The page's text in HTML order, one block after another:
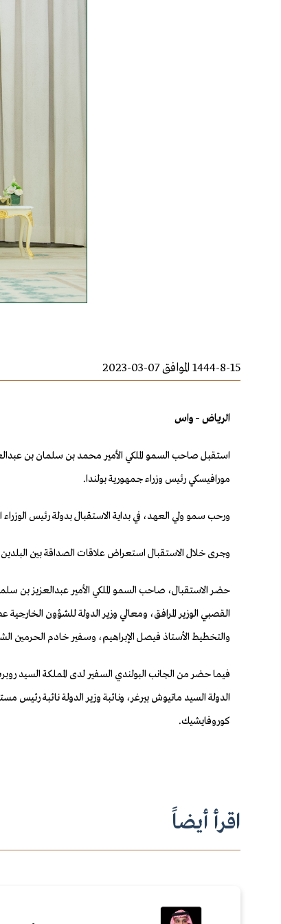
1444-8-15 الموافق 07-03-2023
الرياض – واس
مورافيسكي رئيس وزراء جمهورية بولندا.
ورحب سمو ولي العهد، في بداية الاستقبال بدولة رئيس الوزراء
وجرى خلال الاستقبال استعراض علاقات الصداقة بين
حضر الاستقبال، صاحب السمو الملكي الأمير عبدالعزيز بن
القصبي الوزير المرافق، ومعالي وزير الدولة للشؤون
والتخطيط الأستاذ فيصل الإبراهيم، وسفير خادم الحرمين
فيما حضر من الجانب البولندي السفير لدى المملكة السيد
الدولة السيد ماتيوش بيرغر، ونائبة وزير الدولة نائبة رئيس
كوروفايشيك.
اقرأ أيضاً